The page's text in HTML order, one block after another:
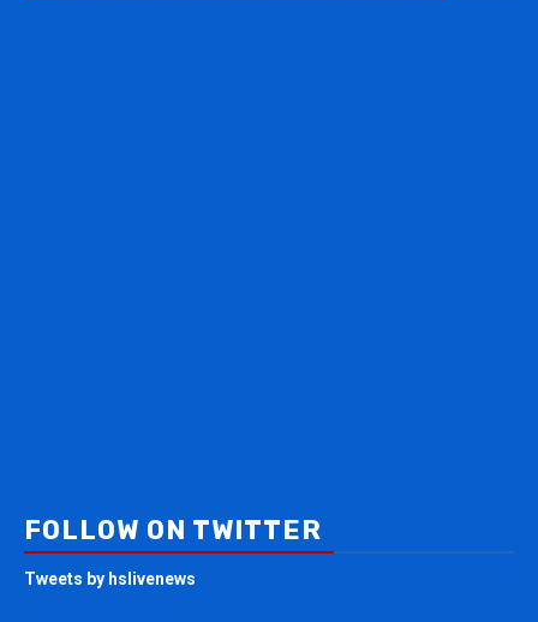
FOLLOW ON TWITTER
Tweets by hslivenews